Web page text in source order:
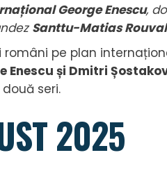
George Enescu,
Santtu-Matias
pe plan
Enescu și Dmitri
seri.
2025